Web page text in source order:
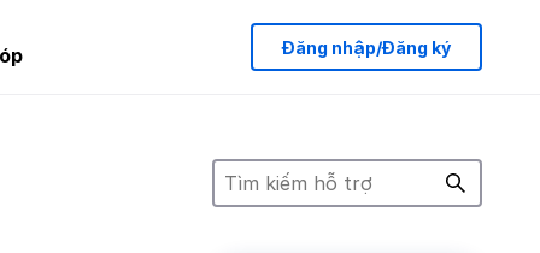
Đăng nhập/Đăng ký